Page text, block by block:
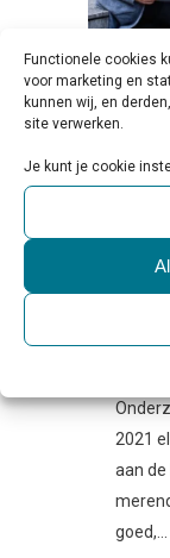
Functionele cookies
voor marketing en
kunnen wij, en
site verwerken.
Je kunt je cookie
17
2021
aan
goed,...